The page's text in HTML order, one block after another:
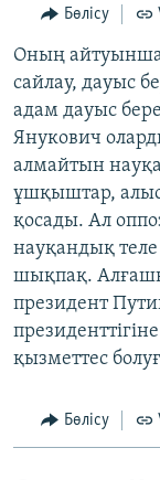
АРНАЙЫ
Русский
ЖАЗЫЛЫҢЫЗ
Басқа
Бөлісу
Оның
сайлау, дауыс
адам дауыс
Янукович
алмайтын
ұшқыштар, алыс
қосады. Ал
науқандық теле
шықпақ.
президент
қызметтес
Бөлісу